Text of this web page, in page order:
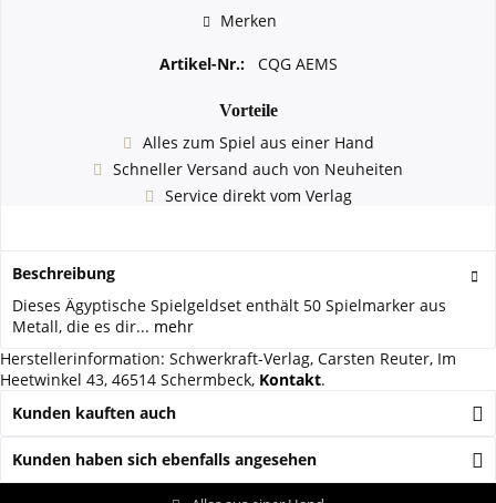
Merken
Artikel-Nr.: CQG AEMS
Vorteile
Alles zum Spiel aus einer Hand
Schneller Versand auch von Neuheiten
Service direkt vom Verlag
Beschreibung
Dieses Ägyptische Spielgeldset enthält 50 Spielmarker aus
Metall, die es dir... mehr
Herstellerinformation: Schwerkraft-Verlag, Carsten Reuter, Im
Heetwinkel 43, 46514 Schermbeck, Kontakt.
Kunden kauften auch
Kunden haben sich ebenfalls angesehen